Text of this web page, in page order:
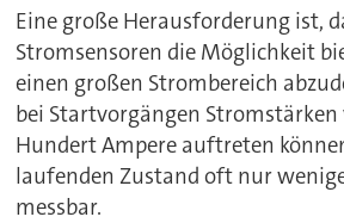
Eine große Herausforderung ist,
Stromsensoren die Möglichkeit
einen großen Strombereich
bei Startvorgängen
Hundert Ampere auftreten
laufenden Zustand oft nur
messbar.